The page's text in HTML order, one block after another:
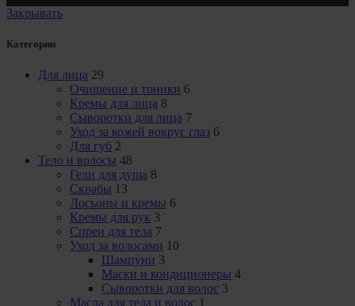
Закрывать
Категории
Для лица 29
Очищение и тоники 6
Кремы для лица 8
Сыворотки для лица 7
Уход за кожей вокруг глаз 6
Для губ 2
Тело и волосы 48
Гели для душа 8
Скрабы 13
Лосьоны и кремы 6
Кремы для рук 3
Спреи для тела 7
Уход за волосами 10
Шампуни 3
Маски и кондиционеры 4
Сыворотки для волос 3
Масла для тела и волос 1